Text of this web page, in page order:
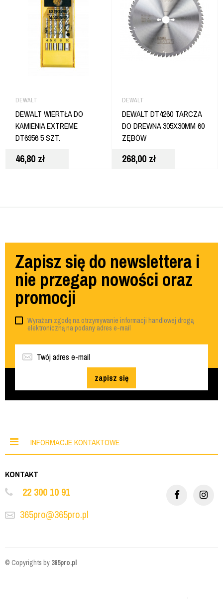
DEWALT
DEWALT WIERTŁA DO
KAMIENIA EXTREME
DT6956 5 SZT.
46,80 zł
DEWALT
DEWALT DT4260 TARCZA
DO DREWNA 305X30MM 60
ZĘBÓW
268,00 zł
Zapisz się do newslettera i
nie przegap nowości oraz
promocji
Wyrażam zgodę na otrzymywanie informacji handlowej drogą
elektroniczną na podany adres e-mail
zapisz się
INFORMACJE KONTAKTOWE
KONTAKT
22 300 10 91
365pro@365pro.pl
© Copyrights by 365pro.pl